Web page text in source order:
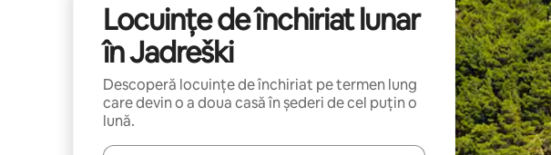
Locuințe de închiriat lunar
în Jadreški
Descoperă locuințe de închiriat pe termen lung
care devin o a doua casă în șederi de cel puțin o
lună.